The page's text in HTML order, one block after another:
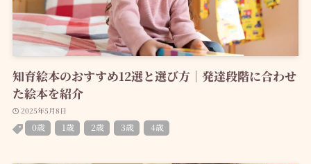
知育絵本のおすすめ12選と選び方｜発達段階に合わせ
た絵本を紹介
2025年5月8日
0歳 1歳 2歳 3歳 4歳